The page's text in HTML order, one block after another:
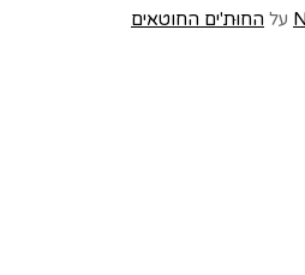
על החוּת'ים החוטאים